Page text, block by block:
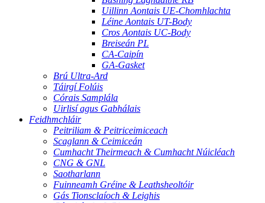
Uillinn Aontais UE-Chomhlachta
Léine Aontais UT-Body
Cros Aontais UC-Body
Breiseán PL
CA-Caipín
GA-Gasket
Brú Ultra-Ard
Táirgí Folúis
Córais Samplála
Uirlisí agus Gabhálais
Feidhmchláir
Peitriliam & Peitriceimiceach
Scaglann & Ceimiceán
Cumhacht Theirmeach & Cumhacht Núicléach
CNG & GNL
Saotharlann
Fuinneamh Gréine & Leathsheoltóir
Gás Tionsclaíoch & Leighis